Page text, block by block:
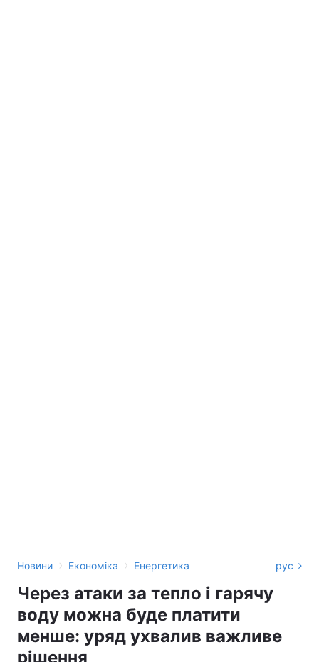
Новини › Економіка › Енергетика рус
Через атаки за тепло і гарячу
воду можна буде платити
менше: уряд ухвалив важливе
рішення